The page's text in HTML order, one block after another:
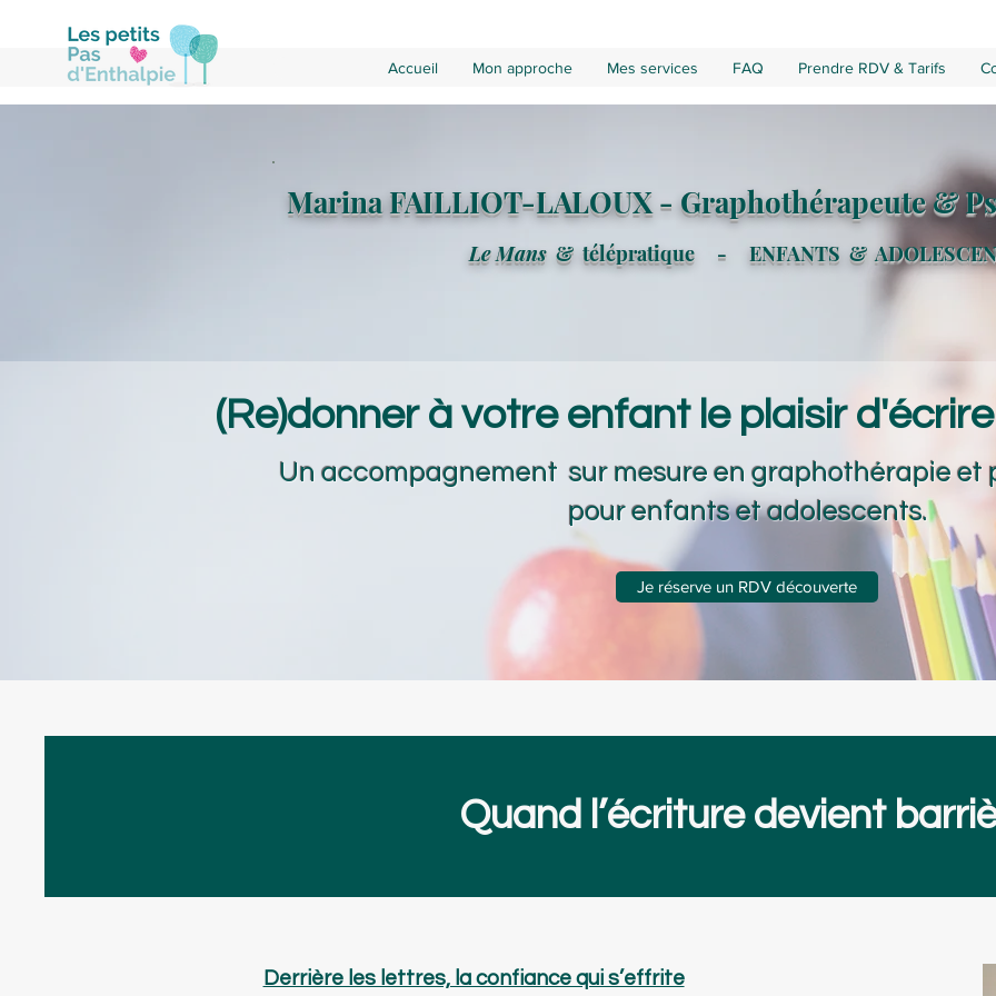
Accueil Mon approche Mes services FAQ Prendre RDV & Tarifs
Marina FAILLIOT-LALOUX - Graphothérapeute &
Le Mans & télépratique - ENFANTS &
(Re)donner à votre enfant le plaisir
Un accompagnement sur mesure en graphothérapie et
pourenfants et adolescents.
Je réserve un RDV découverte
Quand l’écriture devient
Derrière les lettres, la confiance qui s’effrite